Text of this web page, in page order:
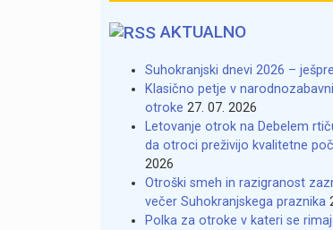
AKTUALNO
Suhokranjski dnevi 2026 –
Klasično petje v
otroke 27. 07. 2026
Letovanje otrok na Debelem
da otroci preživijo kvalitetne
2026
Otroški smeh in razigranost
večer Suhokranjskega praznika
Polka za otroke v kateri se